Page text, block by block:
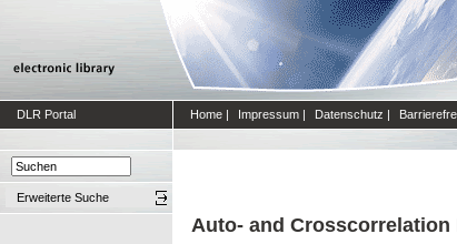
DLR Portal Home | Impressum | Datenschutz |
Erweiterte Suche
Auto- and Crosscorrelation